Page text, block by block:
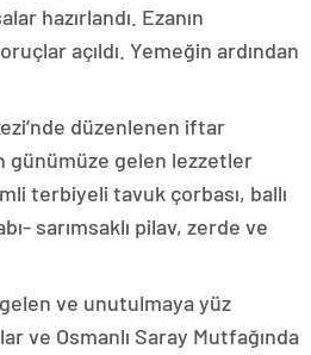
hazırlandı. Ezanın
açıldı. Yemeğin ardından
düzenlenen iftar
günümüze gelen lezzetler
terbiyeli tavuk çorbası, ballı
sarımsaklı pilav, zerde ve
ve unutulmaya yüz
ve Osmanlı Saray Mutfağında